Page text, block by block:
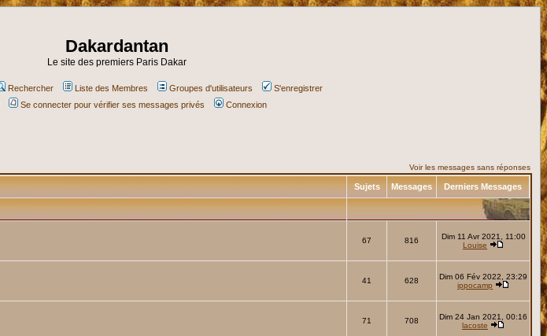
Dakardantan
Le site des premiers Paris Dakar
Rechercher Liste des Membres Groupes d'utilisateurs
S'enregistrer
Se connecter pour vérifier ses messages privés Connexion
Voir les messages sans réponses
Sujets Messages Derniers Messages
67 816
Dim 11 Avr 2021, 11:00
Louise
41 628
Dim 06 Fév 2022, 23:29
ippocamp
71 708
Dim 24 Jan 2021, 00:16
lacoste